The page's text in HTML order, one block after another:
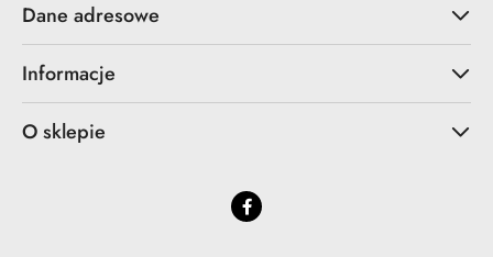
Dane adresowe
Informacje
O sklepie